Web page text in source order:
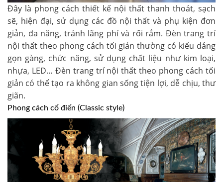
Đây là phong cách thiết kế nội thất thanh thoát, sạch
sẽ, hiện đại, sử dụng các đồ nội thất và phụ kiện đơn
giản, đa năng, tránh lãng phí và rối rắm. Đèn trang trí
nội thất theo phong cách tối giản thường có kiểu dáng
gọn gàng, chức năng, sử dụng chất liệu như kim loại,
nhựa, LED… Đèn trang trí nội thất theo phong cách tối
giản có thể tạo ra không gian sống tiện lợi, dễ chịu, thư
giãn.
Phong cách cổ điển (Classic style)